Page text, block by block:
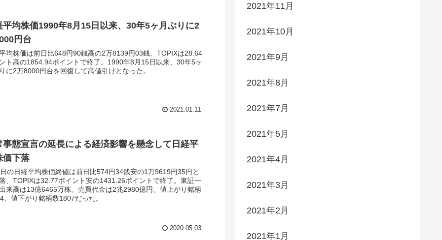
平均株価1990年8月15日以来、30年5ヶ月ぶりに2
円台
均株価は前日比648円90銭高の2万8139円03銭、TOPIXは28.64
ト高の1854.94ポイントで終了。1990年8月15日以来、30年5ヶ
に2万8000円台を回復して高値引けとなった。
2021.01.11
事態宣言の延長による経済影響を懸念して日経平
価下落
の日経平均株価終値は前日比574円34銭安の1万9619円35円と
、TOPIXは32.77ポイント安の1431.26ポイントで終了。東証一
来高は13億6465万株、売買代金は2兆2980億円、値上がり銘柄
、値下がり銘柄数1807だった。
2020.05.03
2021年11月
2021年10月
2021年9月
2021年8月
2021年7月
2021年5月
2021年4月
2021年3月
2021年2月
2021年1月